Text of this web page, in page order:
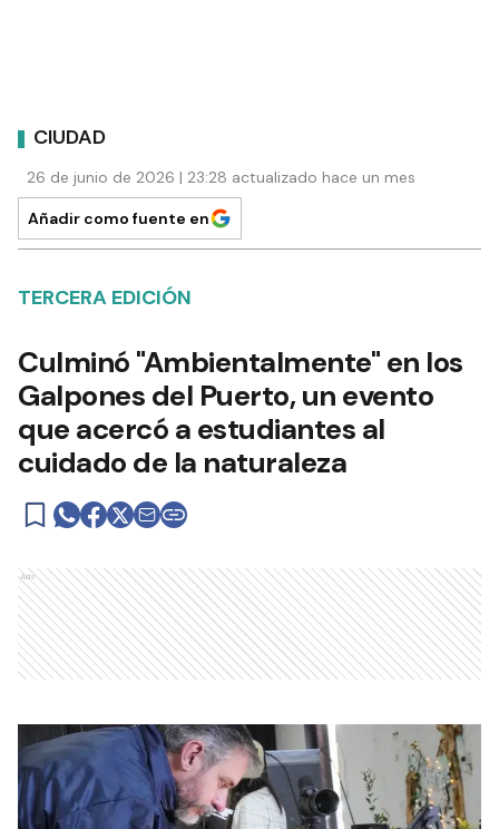
CIUDAD
26 de junio de 2026 | 23:28 actualizado hace un mes
Añadir como fuente en
TERCERA EDICIÓN
Culminó "Ambientalmente" en los
Galpones del Puerto, un evento
que acercó a estudiantes al
cuidado de la naturaleza
Ads